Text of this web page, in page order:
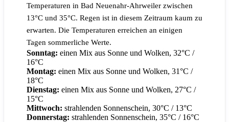
Temperaturen in Bad Neuenahr-Ahrweiler zwischen
13°C und 35°C. Regen ist in diesem Zeitraum kaum zu
erwarten. Die Temperaturen erreichen an einigen
Tagen sommerliche Werte.
Sonntag: einen Mix aus Sonne und Wolken, 32°C /
16°C
Montag: einen Mix aus Sonne und Wolken, 31°C /
18°C
Dienstag: einen Mix aus Sonne und Wolken, 27°C /
15°C
Mittwoch: strahlenden Sonnenschein, 30°C / 13°C
Donnerstag: strahlenden Sonnenschein, 35°C / 16°C